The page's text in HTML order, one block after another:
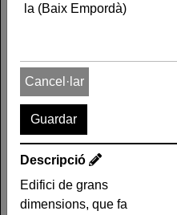
Cancel·lar
Descripció
Edifici de grans
dimensions, que fa
allindades. Com a
elements remarcables
c/ Valls d'en Colomer, 1 -
Raval, 2 Bisbal d'Empordà,
la (Baix Empordà)